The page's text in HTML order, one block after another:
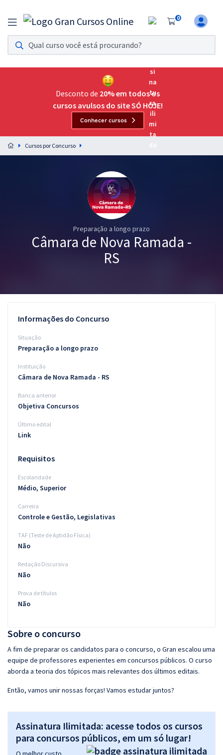
0
Assinatura Ilimitada 11
Acesso a todos os cursos. Teste grátis por 7 dias!
Assinatura OAB Até Passar
Acesso ilimitado a toda preparação para o Exame da
Preparação completa e intensiva para as principais
residências em saúde do Brasil
Conteúdo gratuito
Blog
Desconto de 20% em todos os
cursos avulsos do site SÓ HOJE!
Conhecer cursos
Cursos por Concurso
Preparação a longo prazo
Câmara de Nova Ramada -
RS
Sobre o concurso
A fim de preparar os candidatos para o concurso, o Gran escalou uma
equipe de professores experientes em concursos públicos. O curso
aborda a teoria dos tópicos mais relevantes dos últimos editais.
Então, vamos unir nossas forças! Vamos estudar juntos?
Assinatura Ilimitada: acesse todos os cursos
para concursos públicos, em um só lugar!
Informações do Concurso
Situação
Preparação a longo prazo
Instituição
Câmara de Nova Ramada - RS
Banca anterior
Objetiva Concursos
Último edital
Link
Requisitos
Escolaridade
Médio, Superior
Carreira
Controle e Gestão, Legislativas
TAF (Teste de Aptidão Física)
Não
Redação Discursiva
Não
Prova de títulos
Não